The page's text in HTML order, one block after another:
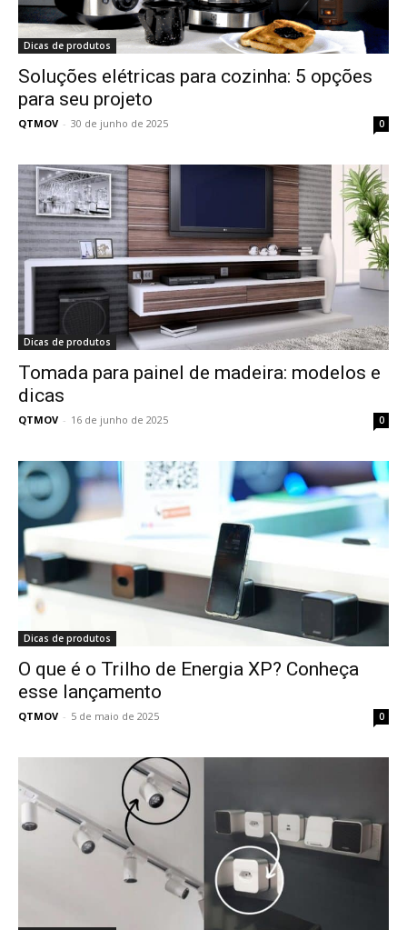
Dicas de produtos
Soluções elétricas para cozinha: 5 opções
para seu projeto
QTMOV - 30 de junho de 2025 0
Dicas de produtos
Tomada para painel de madeira: modelos e
dicas
QTMOV - 16 de junho de 2025 0
Dicas de produtos
O que é o Trilho de Energia XP? Conheça
esse lançamento
QTMOV - 5 de maio de 2025 0